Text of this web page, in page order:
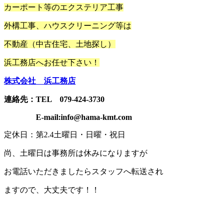
カーポート 等のエクステリア工事
外構工事、ハウスクリーニング等は
不動産（中古住宅、土地探し）
浜工務店へお任せ下さい！
株式会社 浜工務店
連絡先：TEL 079-424-3730
E-mail:info@hama-kmt.com
定休日：第2.4土曜日・日曜・祝日
尚、土曜日は事務所は休みになりますが
お電話いただきましたらスタッフへ転送され
ますので、大丈夫です！！